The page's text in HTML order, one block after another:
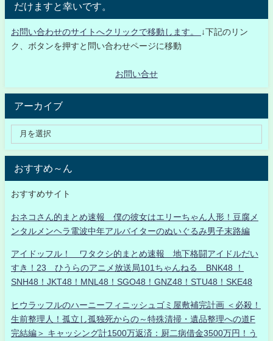
だけますと幸いです。
お問い合わせのサイトへクリックで移動します。
↓下記のリン
ク、ボタンを押すと問い合わせページに移動
お問い合せ
アーカイブ
おすすめ～ん
おすすめサイト
おネコさん的まとめ速報 僕の彼女はエリーちゃん人形！豆腐メ
ンタルメンヘラ電波中年アルバイターのぬいぐるみ男子末路編
アイドッフル！ ワタクシ的まとめ速報 地下格闘アイドルだい
すき！23 ひうらのアニメ放送局101ちゃんねる BNK48 ！
SNH48！JKT48！MNL48！SGO48！GNZ48！STU48！SKE48
ヒウラッフルのハーニーフィニッシュゴミ屋敷補完計画 ＜必殺！
生前整理人！孤立し孤独死からの～特殊清掃・遺品整理への道F
完結編＞ キャッシング計1500万返済：厨二病借金3500万円！う